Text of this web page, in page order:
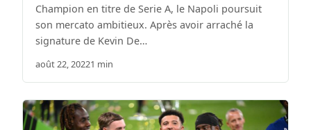
Champion en titre de Serie A, le Napoli poursuit
son mercato ambitieux. Après avoir arraché la
signature de Kevin De…
août 22, 20221 min